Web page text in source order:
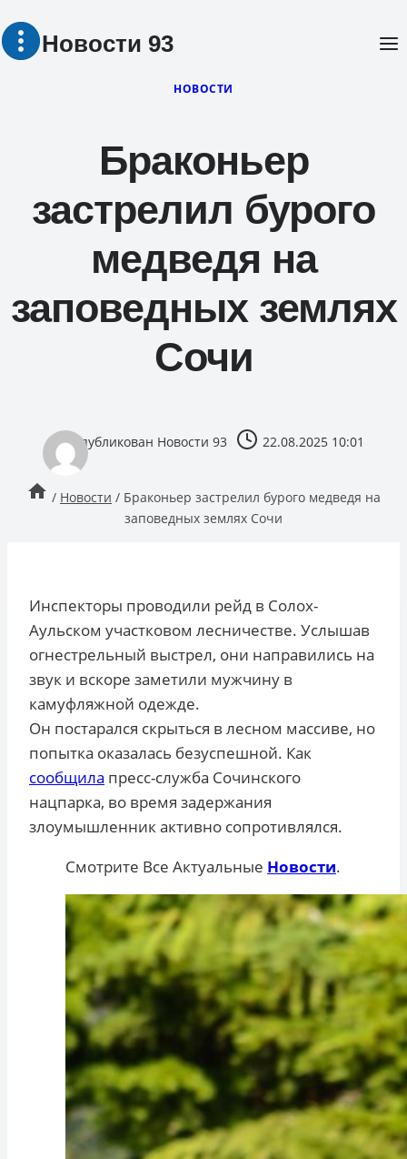
Перейти
Новости 93
НОВОСТИ
Браконьер
застрелил бурого
медведя на
заповедных землях
Сочи
опубликован Новости 93 22.08.2025 10:01
/ Новости / Браконьер застрелил бурого медведя на
заповедных землях Сочи
Инспекторы проводили рейд в Солох-
Аульском участковом лесничестве. Услышав
огнестрельный выстрел, они направились на
звук и вскоре заметили мужчину в
камуфляжной одежде.
Он постарался скрыться в лесном массиве, но
попытка оказалась безуспешной. Как
сообщила пресс-служба Сочинского
нацпарка, во время задержания
злоумышленник активно сопротивлялся.
Смотрите Все Актуальные Новости.